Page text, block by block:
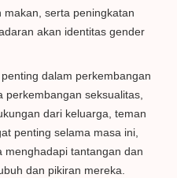
serta peningkatan
akan identitas gender
dalam perkembangan
perkembangan seksualitas,
dari keluarga, teman
penting selama masa ini,
menghadapi tantangan dan
dan pikiran mereka.